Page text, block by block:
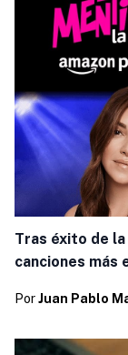
Tras éxito de
canciones más
Por Juan Pablo